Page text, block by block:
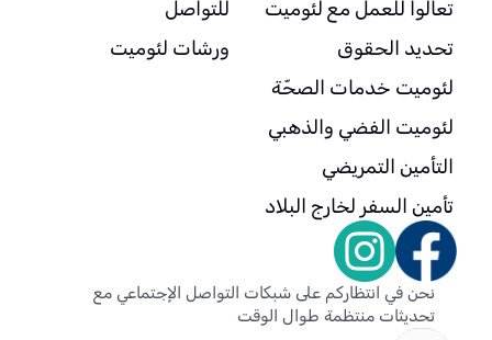
تعالوا للعمل مع لئوميت
تحديد الحقوق
لئوميت خدمات الصحّة
لئوميت الفضي والذهبي
التأمين التمريضي
تأمين السفر لخارج البلاد
للتواصل
ورشات لئوميت
نحن في انتظاركم على شبكات التواصل الإجتماعي مع
تحديثات منتظمة طوال الوقت